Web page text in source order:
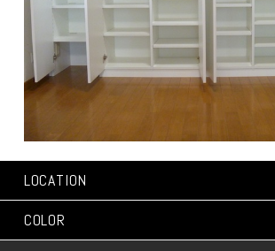
LOCATION
COLOR